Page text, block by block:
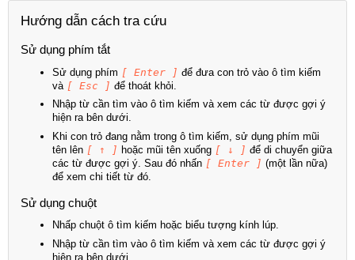
Hướng dẫn cách tra cứu
Sử dụng phím tắt
Sử dụng phím [ Enter ] để đưa con trỏ vào ô tìm kiếm
và [ Esc ] để thoát khỏi.
Nhập từ cần tìm vào ô tìm kiếm và xem các từ được gợi ý
hiện ra bên dưới.
Khi con trỏ đang nằm trong ô tìm kiếm, sử dụng phím mũi
tên lên [ ↑ ] hoặc mũi tên xuống [ ↓ ] để di chuyển giữa
các từ được gợi ý. Sau đó nhấn [ Enter ] (một lần nữa)
để xem chi tiết từ đó.
Sử dụng chuột
Nhấp chuột ô tìm kiếm hoặc biểu tượng kính lúp.
Nhập từ cần tìm vào ô tìm kiếm và xem các từ được gợi ý
hiện ra bên dưới.